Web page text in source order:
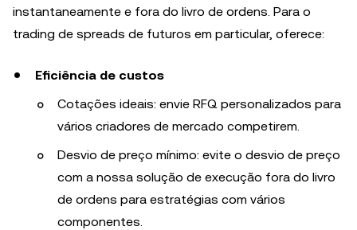
instantaneamente e fora do livro de ordens. Para o
trading de spreads de futuros em particular, oferece:
Eficiência de custos
Cotações ideais: envie RFQ personalizados para
vários criadores de mercado competirem.
Desvio de preço mínimo: evite o desvio de preço
com a nossa solução de execução fora do livro
de ordens para estratégias com vários
componentes.